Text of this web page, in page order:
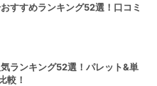
すすめランキング52選！口コミ
ランキング52選！パレット&単
較！